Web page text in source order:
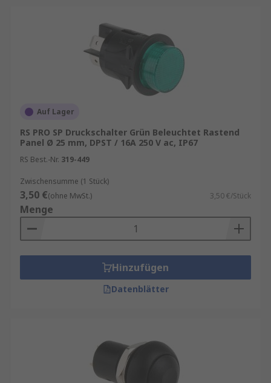
Auf Lager
RS PRO SP Druckschalter Grün Beleuchtet Rastend
Panel Ø 25 mm, DPST / 16A 250 V ac, IP67
RS Best.-Nr. 319-449
Zwischensumme (1 Stück)
3,50 €(ohne MwSt.) 3,50 €/Stück
Menge
Hinzufügen
Datenblätter